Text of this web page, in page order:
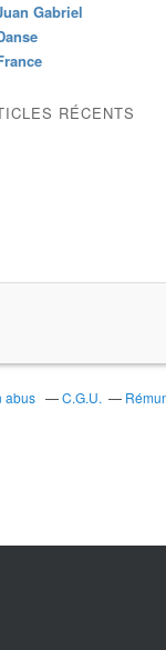
Gabriel
RÉCENTS
abus C.G.U.